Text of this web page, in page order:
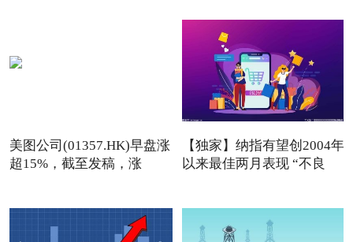
美图公司(01357.HK)早盘涨
超15%，截至发稿，涨
【独家】纳指有望创2004年
以来最佳两月表现 “不良